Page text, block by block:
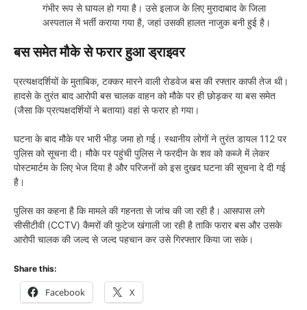
गंभीर रूप से घायल हो गया है। उसे इलाज के लिए मुरादाबाद के जिला
अस्पताल में भर्ती कराया गया है, जहां उसकी हालत नाजुक बनी हुई है।
बस समेत मौके से फरार हुआ ड्राइवर
​प्रत्यक्षदर्शियों के मुताबिक, टक्कर मारने वाली रोडवेज बस की रफ्तार काफी तेज थी।
हादसे के तुरंत बाद आरोपी बस चालक वाहन को मौके पर ही छोड़कर या बस समेत
(जैसा कि प्रत्यक्षदर्शियों ने बताया) वहां से फरार हो गया।
​घटना के बाद मौके पर भारी भीड़ जमा हो गई। स्थानीय लोगों ने तुरंत डायल 112 पर
पुलिस को सूचना दी। मौके पर पहुंची पुलिस ने फरदीन के शव को कब्जे में लेकर
पोस्टमार्टम के लिए भेज दिया है और परिजनों को इस दुखद घटना की सूचना दे दी गई
है।
​पुलिस का कहना है कि मामले की गहनता से जांच की जा रही है। आसपास लगे
सीसीटीवी (CCTV) कैमरों की फुटेज खंगाली जा रही है ताकि फरार बस और उसके
आरोपी चालक की जल्द से जल्द पहचान कर उसे गिरफ्तार किया जा सके।
Share this:
Facebook X